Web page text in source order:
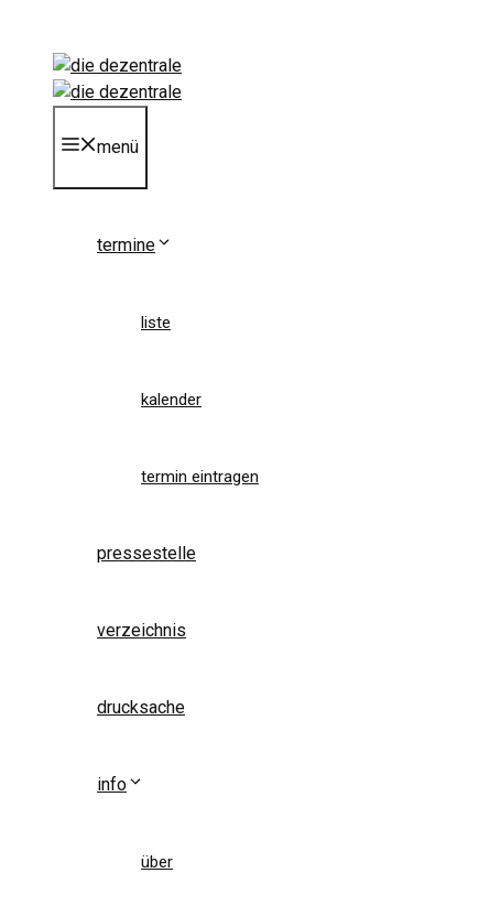
springen
menü
termine
liste
kalender
termin eintragen
pressestelle
verzeichnis
drucksache
info
über